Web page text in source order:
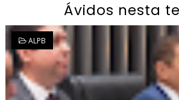
Ávidos nesta
ALPB